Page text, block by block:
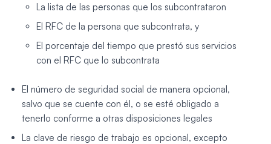
La lista de las personas que los subcontrataron
El RFC de la persona que subcontrata, y
El porcentaje del tiempo que prestó sus servicios
con el RFC que lo subcontrata
El número de seguridad social de manera opcional,
salvo que se cuente con él, o se esté obligado a
tenerlo conforme a otras disposiciones legales
La clave de riesgo de trabajo es opcional, excepto